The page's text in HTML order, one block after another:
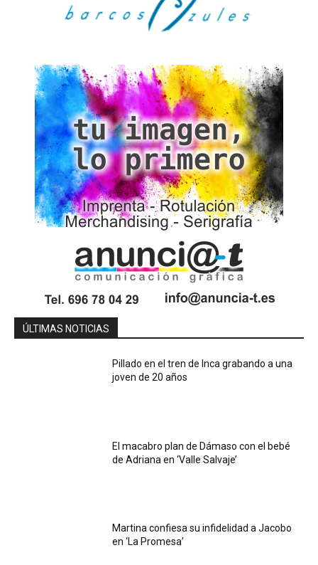
ÚLTIMAS NOTICIAS
Pillado en el tren de Inca grabando a una
joven de 20 años
El macabro plan de Dámaso con el bebé
de Adriana en ‘Valle Salvaje’
Martina confiesa su infidelidad a Jacobo
en ‘La Promesa’